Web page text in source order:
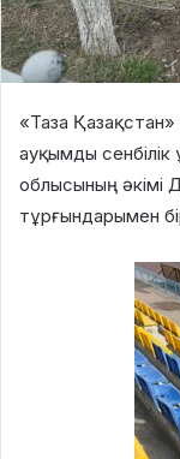
«Таза
ауқымды
облысының әкімі
тұрғындарымен